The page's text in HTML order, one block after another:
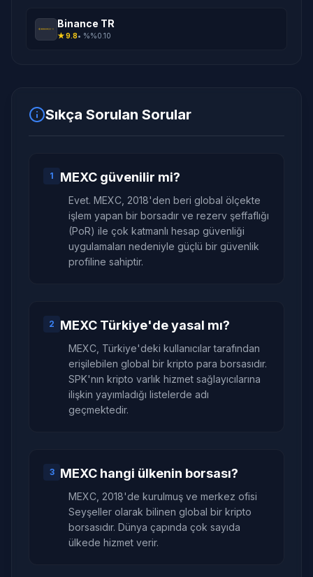
Binance TR
★9.8• %%0.10
Sıkça Sorulan Sorular
1 MEXC güvenilir mi?
Evet. MEXC, 2018'den beri global ölçekte
işlem yapan bir borsadır ve rezerv şeffaflığı
(PoR) ile çok katmanlı hesap güvenliği
uygulamaları nedeniyle güçlü bir güvenlik
profiline sahiptir.
2 MEXC Türkiye'de yasal mı?
MEXC, Türkiye'deki kullanıcılar tarafından
erişilebilen global bir kripto para borsasıdır.
SPK'nın kripto varlık hizmet sağlayıcılarına
ilişkin yayımladığı listelerde adı
geçmektedir.
3 MEXC hangi ülkenin borsası?
MEXC, 2018'de kurulmuş ve merkez ofisi
Seyşeller olarak bilinen global bir kripto
borsasıdır. Dünya çapında çok sayıda
ülkede hizmet verir.